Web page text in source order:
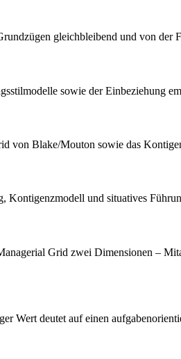
gleichbleibend und von der
sowie der Einbeziehung
von Blake/Mouton sowie das
Kontigenzmodell und situatives
Grid zwei Dimensionen –
Wert deutet auf einen